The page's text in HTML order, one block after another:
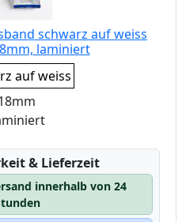
schwarz auf weiss
laminiert
auf weiss
& Lieferzeit
innerhalb von 24